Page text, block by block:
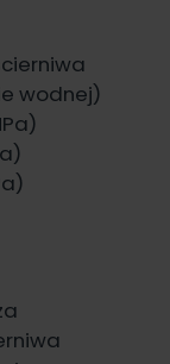
wodnej)